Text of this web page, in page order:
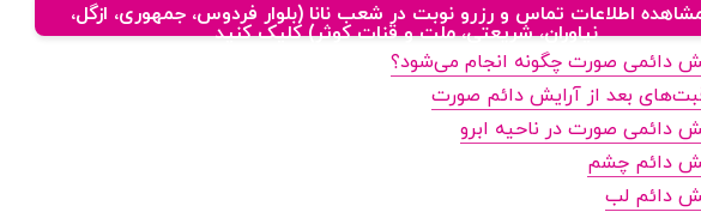
اطلاعات تماس و رزرو نوبت در شعب نانا (بلوار فردوس، جمهوری، ازگل،
نیاوران، شریعتی، ملت و قنات کوثر) کلیک کنید
دائمی صورت چگونه انجام می‌شود؟
بعد از آرایش دائم صورت
دائمی صورت در ناحیه ابرو
دائم چشم
دائم لب